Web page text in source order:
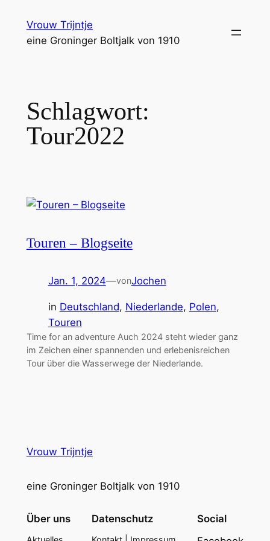
Inhalt
springen
Vrouw Trijntje
eine Groninger Boltjalk von 1910
Schlagwort:
Tour2022
Touren – Blogseite
Jan. 1, 2024—vonJochen
in Deutschland, Niederlande, Polen
Touren
Time for an adventure Auch 2024 steht wieder ganz
im Zeichen einer spannenden und erlebenisreichen
Tour über die Wasserwege der Niederlande.
Vrouw Trijntje
eine Groninger Boltjalk von 1910
Über uns Datenschutz
Social